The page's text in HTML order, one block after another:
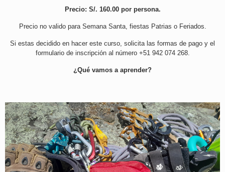
Precio: S/. 160.00 por persona.
Precio no valido para Semana Santa, fiestas Patrias o Feriados.
Si estas decidido en hacer este curso, solicita las formas de pago y el
formulario de inscripción al número +51 942 074 268.
¿Qué vamos a aprender?